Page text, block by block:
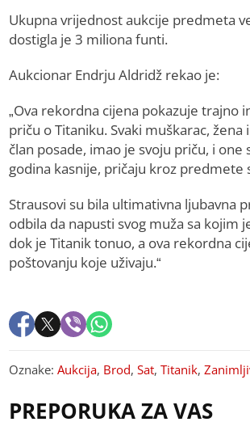
Ukupna vrijednost aukcije predmeta
dostigla je 3 miliona funti.
Aukcionar Endrju Aldridž rekao je:
„Ova rekordna cijena pokazuje trajno
priču o Titaniku. Svaki muškarac,
član posade, imao je svoju priču, i one
godina kasnije, pričaju kroz predmete
Strausovi su bila ultimativna ljubavna
odbila da napusti svog muža sa kojim
dok je Titanik tonuo, a ova rekordna
poštovanju koje uživaju.“
Oznake:Aukcija, Brod,Sat,Titanik,
PREPORUKA ZA VAS